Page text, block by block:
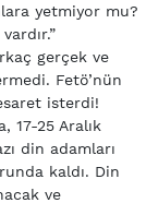
yetmiyor mu?
gerçek ve
Fetö’nün
isterdi!
17-25 Aralık
din adamları
kaldı. Din
ve